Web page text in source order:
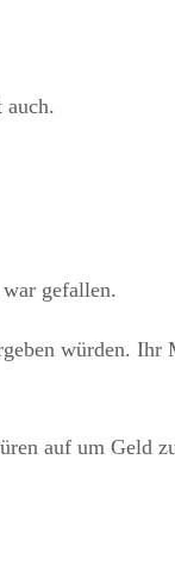
auch.
gefallen.
würden. Ihr
auf um Geld